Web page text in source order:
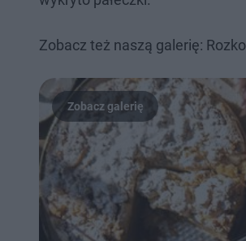
Zobacz też naszą galerię: